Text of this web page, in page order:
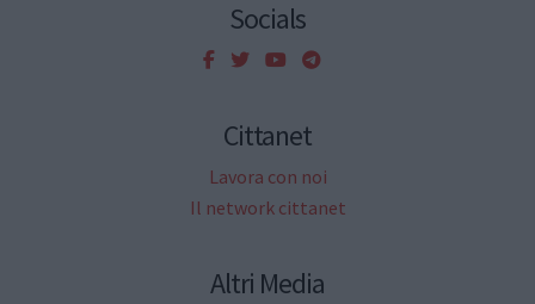
Socials
Cittanet
Lavora con noi
Il network cittanet
Altri Media